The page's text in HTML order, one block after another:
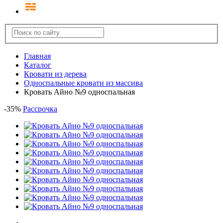
Главная
Каталог
Кровати из дерева
Односпальные кровати из массива
Кровать Айно №9 односпальная
-35% Рассрочка